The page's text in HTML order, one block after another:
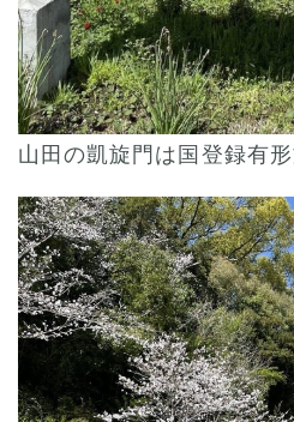
山田の凱旋門は国登録有